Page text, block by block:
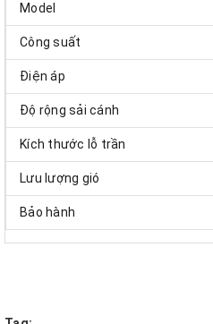
Model
Công suất
Điện áp
Độ rộng sải cánh
Kích thước lỗ trần
Lưu lượng gió
Bảo hành